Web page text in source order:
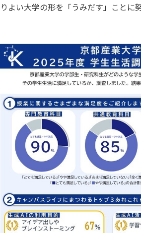
りよい大学の形を「うみだす」ことに